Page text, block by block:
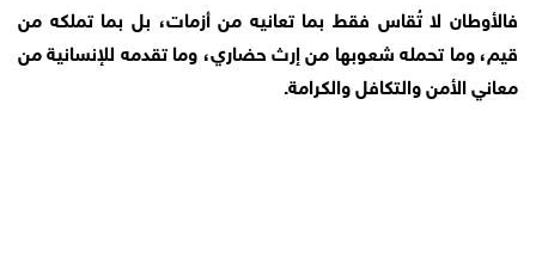
فالأوطان لا تُقاس فقط بما تعانيه من أزمات، بل بما تملكه من
قيم، وما تحمله شعوبها من إرث حضاري، وما تقدمه للإنسانية من
معاني الأمن والتكافل والكرامة.